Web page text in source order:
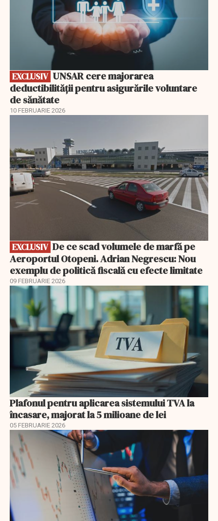
EXCLUSIV
deductibilității pentru asigurările voluntare
de sănătate
10 FEBRUARIE 2026
EXCLUSIV
Aeroportul Otopeni. Adrian Negrescu: Nou
exemplu de politică fiscală cu efecte limitate
09 FEBRUARIE 2026
Plafonul pentru aplicarea sistemului TVA la
încasare, majorat la 5 milioane de lei
05 FEBRUARIE 2026